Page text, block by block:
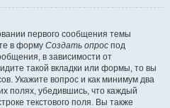
первого сообщения темы
в форму Создать опрос под
в зависимости от
такой вкладки или формы, то вы
Укажите вопрос и как минимум два
полях, убедившись, что каждый
текстового поля. Вы также